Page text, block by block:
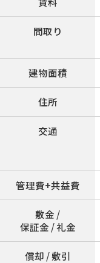
間取り
建物面積
住所
交通
管理費+共益費
敷金 /
保証金 / 礼金
償却 / 敷引